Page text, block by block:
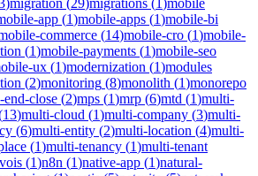
app (1)mobile-apps (1)mobile-bi
commerce (14)mobile-cro (1)mobile-
(1)mobile-payments (1)mobile-seo
ux (1)modernization (1)modules
(2)monitoring (8)monolith (1)monorepo
end-close (2)mps (1)mrp (6)mtd (1)multi-
13)multi-cloud (1)multi-company (3)multi-
(6)multi-entity (2)multi-location (4)multi-
(1)multi-tenancy (1)multi-tenant
(1)n8n (1)native-app (1)natural-